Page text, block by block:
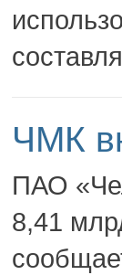
ЧМК
ПАО
8,41